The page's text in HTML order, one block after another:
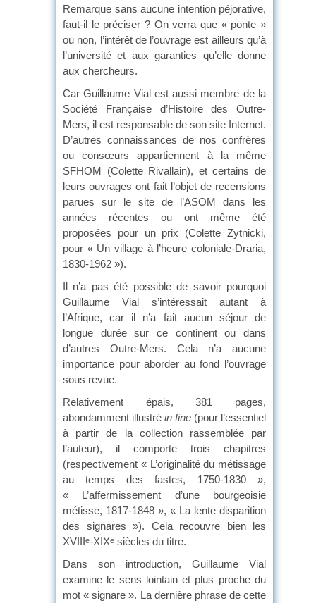
Remarque sans aucune intention péjorative,
faut-il le préciser ? On verra que « ponte »
ou non, l’intérêt de l’ouvrage est ailleurs qu’à
l’université et aux garanties qu’elle donne
aux chercheurs.
Car Guillaume Vial est aussi membre de la
Société Française d’Histoire des Outre-
Mers, il est responsable de son site Internet.
D’autres connaissances de nos confrères
ou consœurs appartiennent à la même
SFHOM (Colette Rivallain), et certains de
leurs ouvrages ont fait l’objet de recensions
parues sur le site de l’ASOM dans les
années récentes ou ont même été
proposées pour un prix (Colette Zytnicki,
pour « Un village à l’heure coloniale-Draria,
1830-1962 »).
Il n’a pas été possible de savoir pourquoi
Guillaume Vial s’intéressait autant à
l’Afrique, car il n’a fait aucun séjour de
longue durée sur ce continent ou dans
d’autres Outre-Mers. Cela n’a aucune
importance pour aborder au fond l’ouvrage
sous revue.
Relativement épais, 381 pages,
abondamment illustré in fine (pour l’essentiel
à partir de la collection rassemblée par
l’auteur), il comporte trois chapitres
(respectivement « L’originalité du métissage
au temps des fastes, 1750-1830 »,
« L’affermissement d’une bourgeoisie
métisse, 1817-1848 », « La lente disparition
des signares »). Cela recouvre bien les
XVIIIe-XIXe siècles du titre.
Dans son introduction, Guillaume Vial
examine le sens lointain et plus proche du
mot « signare ». La dernière phrase de cette